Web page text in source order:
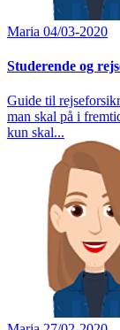
Maria 04/03-2020
Studerende og
Guide til
man skal på i
kun skal...